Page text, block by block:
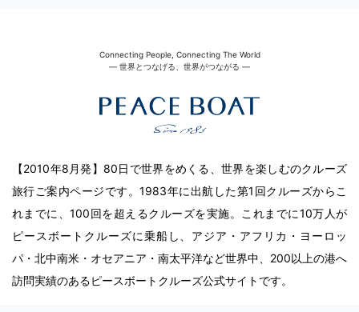
Connecting People, Connecting The World
― 世界とつなげる、世界がつながる ―
【2010年8月発】80日で世界をめくる、世界を楽しむのクルーズ
旅行ご案内ページです。1983年に出航した第1回クルーズからこ
れまでに、100回を超えるクルーズを実施。これまでに10万人が
ピースボートクルーズに乗船し、アジア・アフリカ・ヨーロッ
パ・北中南米・オセアニア・南太平洋など世界中、200以上の港へ
訪問実績のあるピースボートクルーズ公式サイトです。